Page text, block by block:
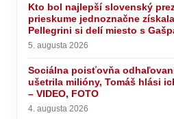
Kto bol najlepší slovenský
prieskume jednoznačne
Pellegrini si delí miesto s
5. augusta 2026
Sociálna poisťovňa
ušetrila milióny, Tomáš hlási
– VIDEO, FOTO
4. augusta 2026